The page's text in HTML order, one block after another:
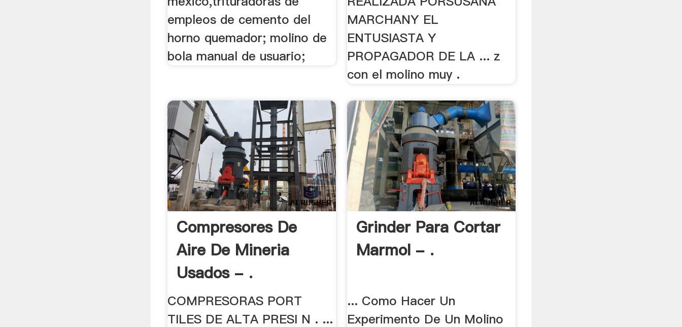
empleos de cemento del
horno quemador; molino de
bola manual de usuario;
MARCHANY EL
ENTUSIASTA Y
PROPAGADOR DE LA ... z
con el molino muy .
Compresores De
Aire De Mineria
Usados - .
COMPRESORAS PORT
TILES DE ALTA PRESI N . ...
Grinder Para Cortar
Marmol - .
... Como Hacer Un
Experimento De Un Molino